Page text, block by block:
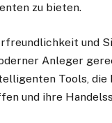
zu bieten.
und
Anleger
Tools, die
und ihre